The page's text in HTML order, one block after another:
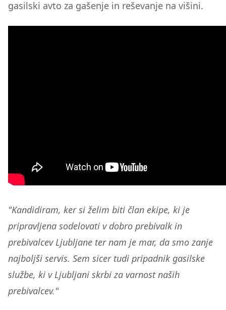
gasilski avto za gašenje in reševanje na višini.
"Kandidiram, ker si želim biti član ekipe, ki je
pripravljena sodelovati v dobro prebivalk in
prebivalcev Ljubljane ter nam je mar, da smo zanje
najboljši servis. Sem sicer tudi pripadnik gasilske
službe, ki v Ljubljani skrbi za varnost naših
prebivalcev."